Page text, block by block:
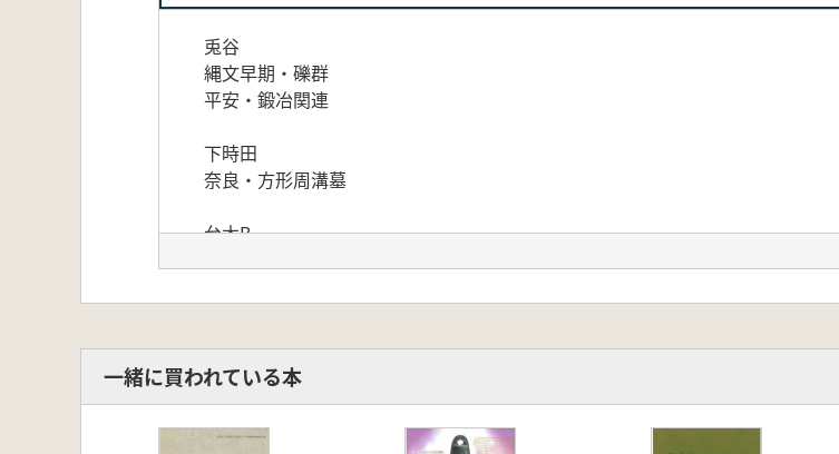
兎谷
縄文早期・礫群
平安・鍛冶関連
下時田
奈良・方形周溝墓
台木B
一緒に買われている本